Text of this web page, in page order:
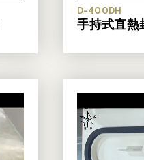
D-400DH
手持式直熱